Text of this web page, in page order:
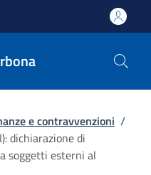
e contravvenzioni /
dichiarazione di
soggetti esterni al